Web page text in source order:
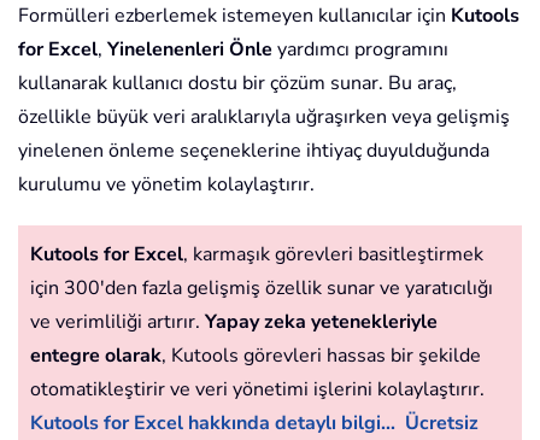
Formülleri ezberlemek istemeyen kullanıcılar için Kutools
for Excel, Yinelenenleri Önle yardımcı programını
kullanarak kullanıcı dostu bir çözüm sunar. Bu araç,
özellikle büyük veri aralıklarıyla uğraşırken veya gelişmiş
yinelenen önleme seçeneklerine ihtiyaç duyulduğunda
kurulumu ve yönetim kolaylaştırır.
Kutools for Excel, karmaşık görevleri basitleştirmek
için 300'den fazla gelişmiş özellik sunar ve yaratıcılığı
ve verimliliği artırır. Yapay zeka yetenekleriyle
entegre olarak, Kutools görevleri hassas bir şekilde
otomatikleştirir ve veri yönetimi işlerini kolaylaştırır.
Kutools for Excel hakkında detaylı bilgi... Ücretsiz